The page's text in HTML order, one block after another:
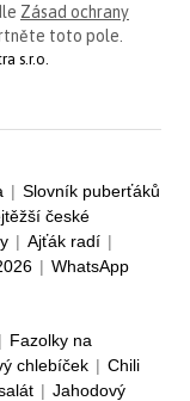
Zásad ochrany
toto pole.
s.r.o.
| Slovník puberťáků
české
| Ajťák radí |
| WhatsApp
| Fazolky na
chlebíček | Chili
| Jahodový